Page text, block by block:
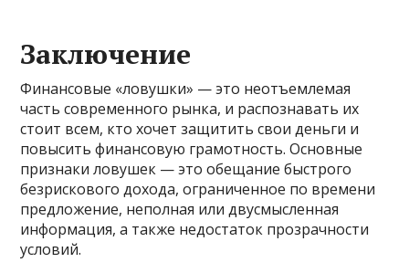
Заключение
Финансовые «ловушки» — это неотъемлемая
часть современного рынка, и распознавать их
стоит всем, кто хочет защитить свои деньги и
повысить финансовую грамотность. Основные
признаки ловушек — это обещание быстрого
безрискового дохода, ограниченное по времени
предложение, неполная или двусмысленная
информация, а также недостаток прозрачности
условий.